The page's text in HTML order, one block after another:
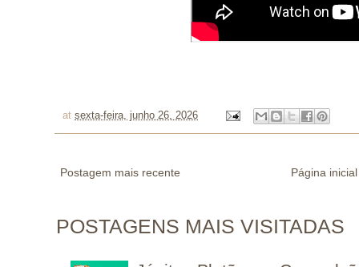
at sexta-feira, junho 26, 2026
Postagem mais recente Página inicial
POSTAGENS MAIS VISITADAS